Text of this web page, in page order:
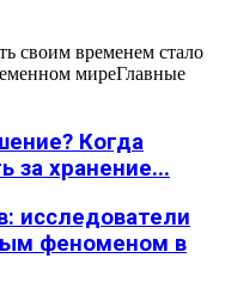
своим временем стало
миреГлавные
Когда
за хранение...
исследователи
феноменом в